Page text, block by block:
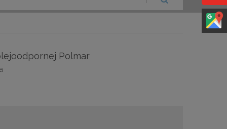
Polmar